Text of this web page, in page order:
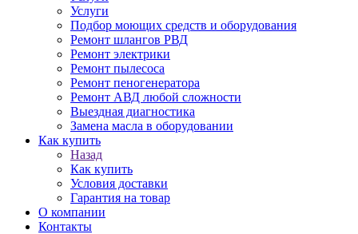
Услуги
Подбор моющих средств и оборудования
Ремонт шлангов РВД
Ремонт электрики
Ремонт пылесоса
Ремонт пеногенератора
Ремонт АВД любой сложности
Выездная диагностика
Замена масла в оборудовании
Как купить
Назад
Как купить
Условия доставки
Гарантия на товар
О компании
Контакты